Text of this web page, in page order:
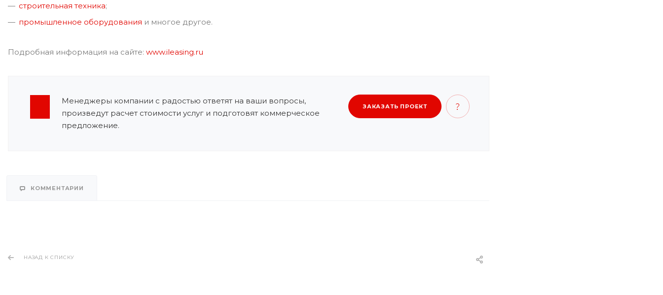
строительная техника;
промышленное оборудования и многое другое.
Подробная информация на сайте: www.ileasing.ru
Менеджеры компании с радостью ответят на ваши вопросы,
произведут расчет стоимости услуг и подготовят коммерческое
предложение.
ЗАКАЗАТЬ ПРОЕКТ
КОММЕНТАРИИ
НАЗАД К СПИСКУ